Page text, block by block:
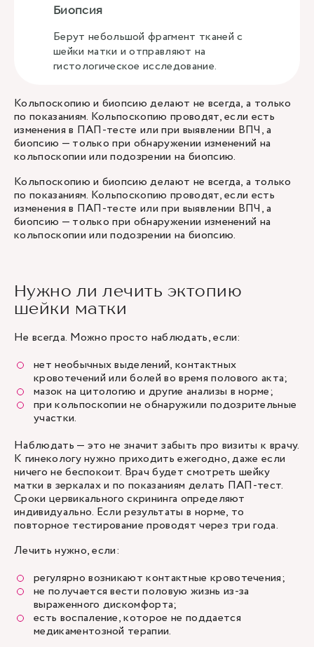
Биопсия
Берут небольшой фрагмент тканей с
шейки матки и отправляют на
гистологическое исследование.
Кольпоскопию и биопсию делают не всегда, а только
по показаниям. Кольпоскопию проводят, если есть
изменения в ПАП-тесте или при выявлении ВПЧ, а
биопсию — только при обнаружении изменений на
кольпоскопии или подозрении на биопсию.
Кольпоскопию и биопсию делают не всегда, а только
по показаниям. Кольпоскопию проводят, если есть
изменения в ПАП-тесте или при выявлении ВПЧ, а
биопсию — только при обнаружении изменений на
кольпоскопии или подозрении на биопсию.
Нужно ли лечить эктопию
шейки матки
Не всегда. Можно просто наблюдать, если:
нет необычных выделений, контактных
кровотечений или болей во время полового акта;
мазок на цитологию и другие анализы в норме;
при кольпоскопии не обнаружили подозрительные
участки.
Наблюдать — это не значит забыть про визиты к врачу.
К гинекологу нужно приходить ежегодно, даже если
ничего не беспокоит. Врач будет смотреть шейку
матки в зеркалах и по показаниям делать ПАП-тест.
Сроки цервикального скрининга определяют
индивидуально. Если результаты в норме, то
повторное тестирование проводят через три года.
Лечить нужно, если:
регулярно возникают контактные кровотечения;
не получается вести половую жизнь из-за
выраженного дискомфорта;
есть воспаление, которое не поддается
медикаментозной терапии.